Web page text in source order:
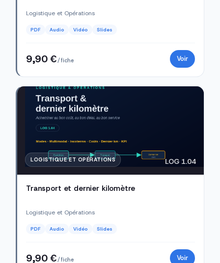
Logistique et Opérations
PDF Audio Vidéo Slides
9,90 €/ fiche Voir
LOGISTIQUE ET OPÉRATIONS LOG 1.04
Transport et dernier kilomètre
Logistique et Opérations
PDF Audio Vidéo Slides
9,90 €/ fiche Voir